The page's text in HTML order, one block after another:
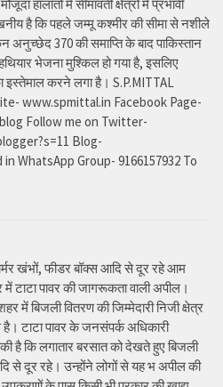
हालातों में सीमावर्ती क्षेत्रों में प्रभावी
है कि पहले जम्मू कश्मीर की सीमा से नशीले
अनुच्छेद 370 की समाप्ति के बाद पाकिस्तान
भेजना मुश्किल हो गया है, इसलिए
इस्तेमाल करने लगा है। S.P.MITTAL
www.spmittal.in Facebook Page-
Follow me on Twitter-
Blog-
WhatsApp Group- 9166157932 To
खंभों, फीडर बॉक्स आदि से दूर रहे आम
टाटा पावर की जागरूकता वाली अपील।
बिजली वितरण की जिम्मेदारी निजी क्षेत्र
है। टाटा पावर के जनसंपर्क अधिकारी
है कि लगातार बरसात को देखते हुए बिजली
से दूर रहे। उन्होंने लोगों से यह भ अपील की